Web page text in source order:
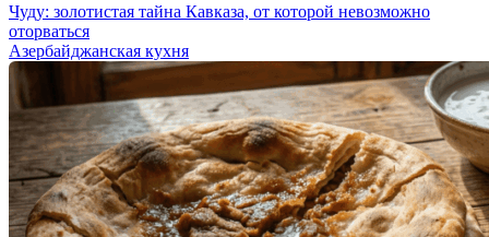
Чуду: золотистая тайна Кавказа, от которой невозможно
оторваться
Азербайджанская кухня